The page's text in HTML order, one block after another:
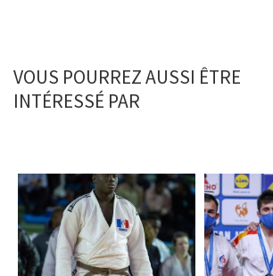
VOUS POURREZ AUSSI ÊTRE
INTÉRESSÉ PAR